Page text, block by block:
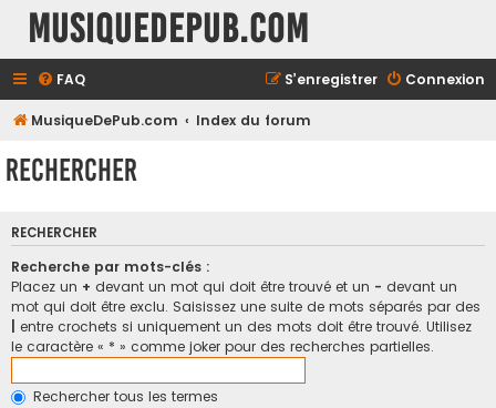
MusiqueDePub.com
FAQ Connexion
S’enregistrer
MusiqueDePub.com Index du forum
Rechercher
RECHERCHER
Recherche par mots-clés :
Placez un + devant un mot qui doit être trouvé et un - devant un
mot qui doit être exclu. Saisissez une suite de mots séparés par des
entre crochets si uniquement un des mots doit être trouvé. Utilisez
le caractère « * » comme joker pour des recherches partielles.
Rechercher tous les termes